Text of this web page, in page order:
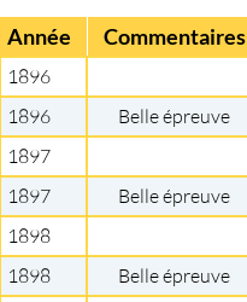
Année Commentaires
1896
1896
Belle épreuve
1897
1897
Belle épreuve
1898
1898
Belle épreuve